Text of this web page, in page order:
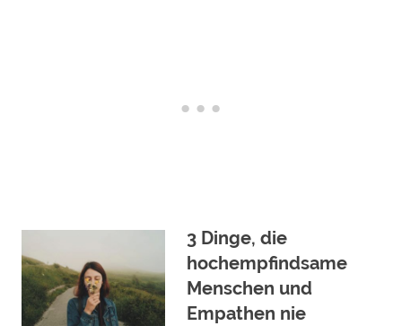
3 Dinge, die
hochempfindsame
Menschen und
Empathen nie